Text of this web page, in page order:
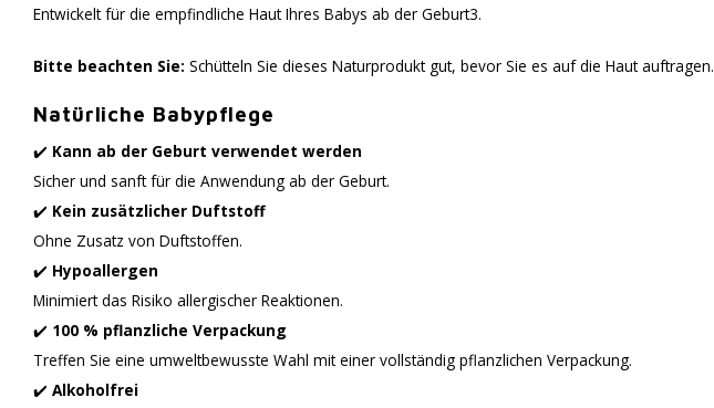
Entwickelt für die empfindliche Haut Ihres Babys ab der Geburt3.
Bitte beachten Sie: Schütteln Sie dieses Naturprodukt gut, bevor Sie es auf die Haut auftragen.
Natürliche Babypflege
✔️ Kann ab der Geburt verwendet werden
Sicher und sanft für die Anwendung ab der Geburt.
✔️ Kein zusätzlicher Duftstoff
Ohne Zusatz von Duftstoffen.
✔️ Hypoallergen
Minimiert das Risiko allergischer Reaktionen.
✔️ 100 % pflanzliche Verpackung
Treffen Sie eine umweltbewusste Wahl mit einer vollständig pflanzlichen Verpackung.
✔️ Alkoholfrei